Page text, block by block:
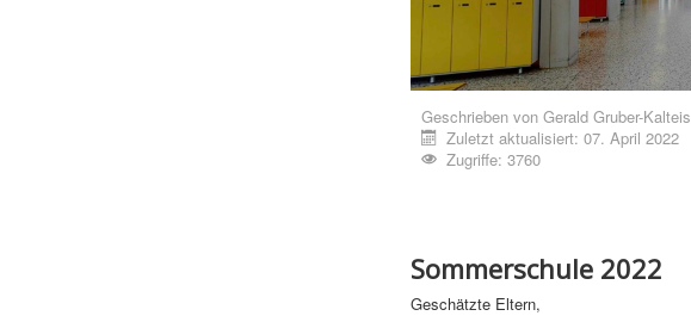
Geschrieben von Gerald Gruber-Kalteis
Zuletzt aktualisiert: 07. April 2022
Zugriffe: 3760
Sommerschule 2022
Geschätzte Eltern,